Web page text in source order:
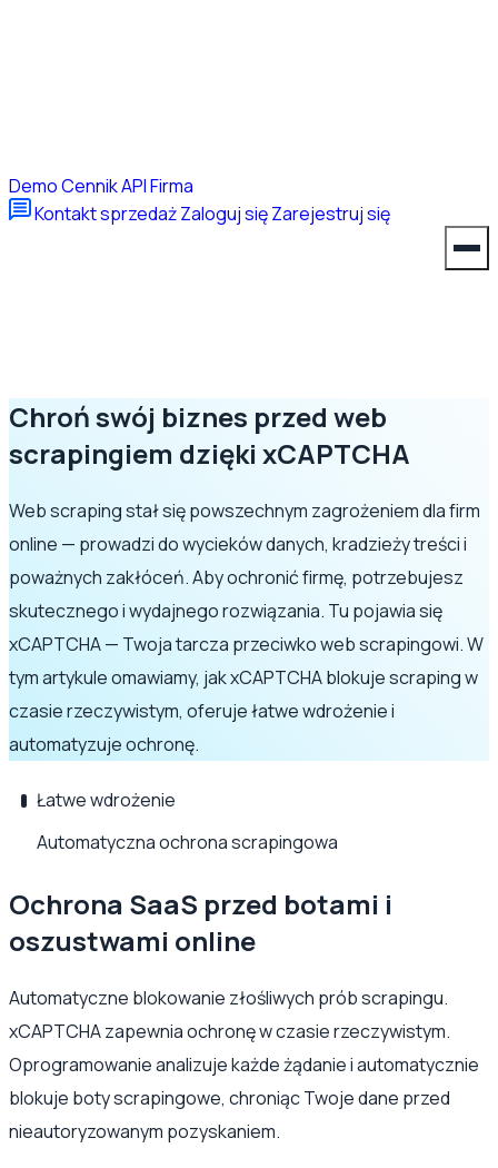
DemoCennikAPIFirma
Kontakt sprzedażZaloguj sięZarejestruj się
Chroń swój biznes przed web
scrapingiem dzięki xCAPTCHA
Web scraping stał się powszechnym zagrożeniem dla firm
online — prowadzi do wycieków danych, kradzieży treści i
poważnych zakłóceń. Aby ochronić firmę, potrzebujesz
skutecznego i wydajnego rozwiązania. Tu pojawia się
xCAPTCHA — Twoja tarcza przeciwko web scrapingowi. W
tym artykule omawiamy, jak xCAPTCHA blokuje scraping w
czasie rzeczywistym, oferuje łatwe wdrożenie i
automatyzuje ochronę.
Łatwe wdrożenie
Automatyczna ochrona scrapingowa
Ochrona SaaS przed botami i
oszustwami online
Automatyczne blokowanie złośliwych prób scrapingu.
xCAPTCHA zapewnia ochronę w czasie rzeczywistym.
Oprogramowanie analizuje każde żądanie i automatycznie
blokuje boty scrapingowe, chroniąc Twoje dane przed
nieautoryzowanym pozyskaniem.